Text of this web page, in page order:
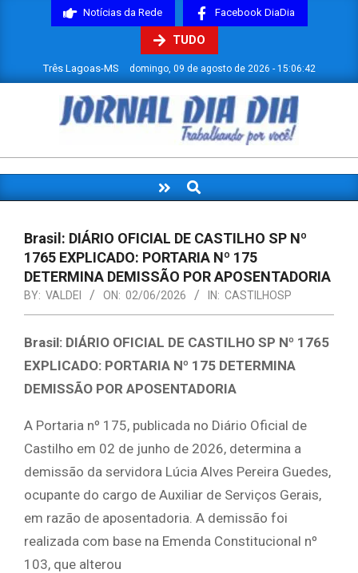
Notícias da Rede Facebook DiaDia
TUDO
Três Lagoas-MS domingo, 09 de agosto de 2026 - 15:06:43
JORNAL
DIADIA
Navigation
Search
Brasil: DIÁRIO OFICIAL DE CASTILHO SP Nº
1765 EXPLICADO: PORTARIA Nº 175
DETERMINA DEMISSÃO POR APOSENTADORIA
BY: VALDEI ON: 02/06/2026 IN: CASTILHOSP
Brasil: DIÁRIO OFICIAL DE CASTILHO SP Nº 1765
EXPLICADO: PORTARIA Nº 175 DETERMINA
DEMISSÃO POR APOSENTADORIA
A Portaria nº 175, publicada no Diário Oficial de
Castilho em 02 de junho de 2026, determina a
demissão da servidora Lúcia Alves Pereira Guedes,
ocupante do cargo de Auxiliar de Serviços Gerais,
em razão de aposentadoria. A demissão foi
realizada com base na Emenda Constitucional nº
103, que alterou